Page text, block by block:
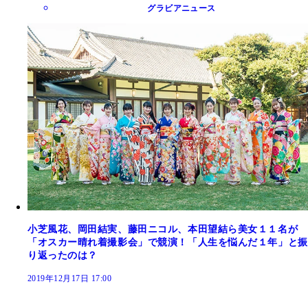
グラビアニュース
小芝風花、岡田結実、藤田ニコル、本田望結ら美女１１名が
「オスカー晴れ着撮影会」で競演！「人生を悩んだ１年」と振
り返ったのは？
2019年12月17日 17:00